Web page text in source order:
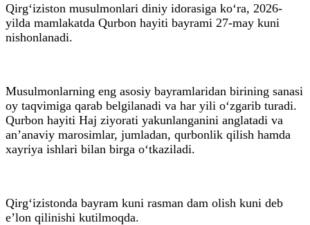
Qirg‘iziston musulmonlari diniy idorasiga ko‘ra, 2026-
yilda mamlakatda Qurbon hayiti bayrami 27-may kuni
nishonlanadi.
Musulmonlarning eng asosiy bayramlaridan birining sanasi
oy taqvimiga qarab belgilanadi va har yili o‘zgarib turadi.
Qurbon hayiti Haj ziyorati yakunlanganini anglatadi va
an’anaviy marosimlar, jumladan, qurbonlik qilish hamda
xayriya ishlari bilan birga o‘tkaziladi.
Qirg‘izistonda bayram kuni rasman dam olish kuni deb
e’lon qilinishi kutilmoqda.